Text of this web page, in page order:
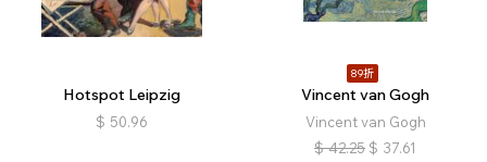
Hotspot Leipzig
$ 50.96
89折
Vincent van Gogh
Vincent van Gogh
$ 42.25 $ 37.61